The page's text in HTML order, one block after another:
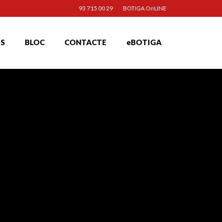
93 715 00 29 BOTIGA OnLINE
BLOC CONTACTE eBOTIGA